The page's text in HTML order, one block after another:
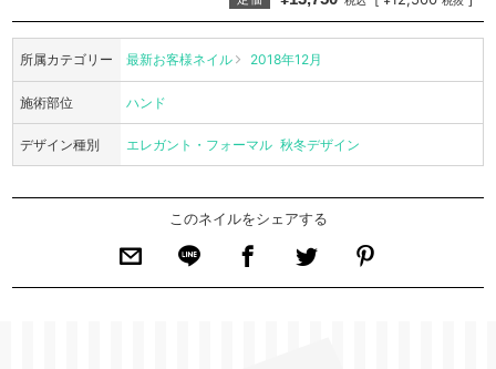
所属カテゴリー 最新お客様ネイル 2018年12月
施術部位 ハンド
デザイン種別 エレガント・フォーマル 秋冬デザイン
このネイルをシェアする